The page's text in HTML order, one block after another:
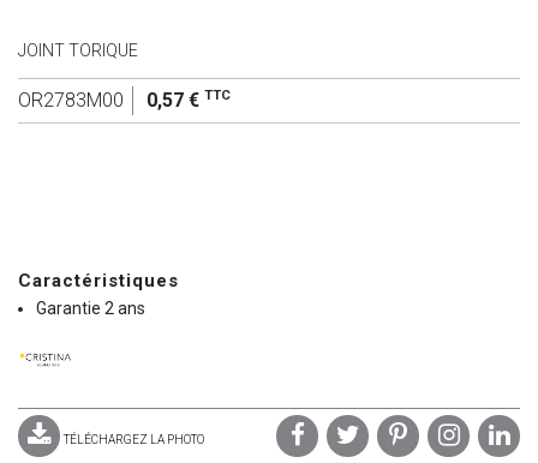
JOINT TORIQUE
OR2783M00 0,57 € TTC
Caractéristiques
Garantie 2 ans
TÉLÉCHARGEZ LA PHOTO